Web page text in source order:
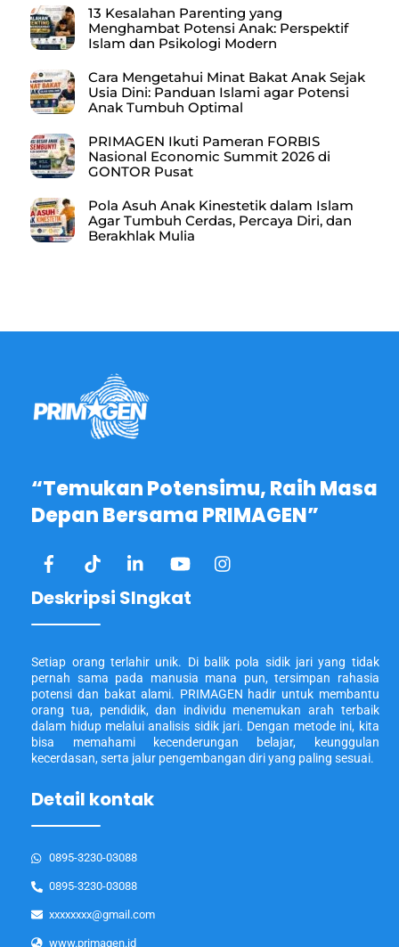
13 Kesalahan Parenting yang
Menghambat Potensi Anak: Perspektif
Islam dan Psikologi Modern
Cara Mengetahui Minat Bakat Anak Sejak
Usia Dini: Panduan Islami agar Potensi
Anak Tumbuh Optimal
PRIMAGEN Ikuti Pameran FORBIS
Nasional Economic Summit 2026 di
GONTOR Pusat
Pola Asuh Anak Kinestetik dalam Islam
Agar Tumbuh Cerdas, Percaya Diri, dan
Berakhlak Mulia
“Temukan Potensimu, Raih Masa
Depan Bersama PRIMAGEN”
Deskripsi SIngkat
Setiap orang terlahir unik. Di balik pola sidik jari yang tidak
pernah sama pada manusia mana pun, tersimpan rahasia
potensi dan bakat alami. PRIMAGEN hadir untuk membantu
orang tua, pendidik, dan individu menemukan arah terbaik
dalam hidup melalui analisis sidik jari. Dengan metode ini, kita
bisa memahami kecenderungan belajar, keunggulan
kecerdasan, serta jalur pengembangan diri yang paling sesuai.
Detail kontak
0895-3230-03088
0895-3230-03088
xxxxxxxx@gmail.com
www.primagen.id